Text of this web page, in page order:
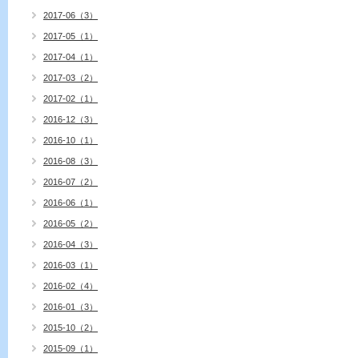
2017-06（3）
2017-05（1）
2017-04（1）
2017-03（2）
2017-02（1）
2016-12（3）
2016-10（1）
2016-08（3）
2016-07（2）
2016-06（1）
2016-05（2）
2016-04（3）
2016-03（1）
2016-02（4）
2016-01（3）
2015-10（2）
2015-09（1）